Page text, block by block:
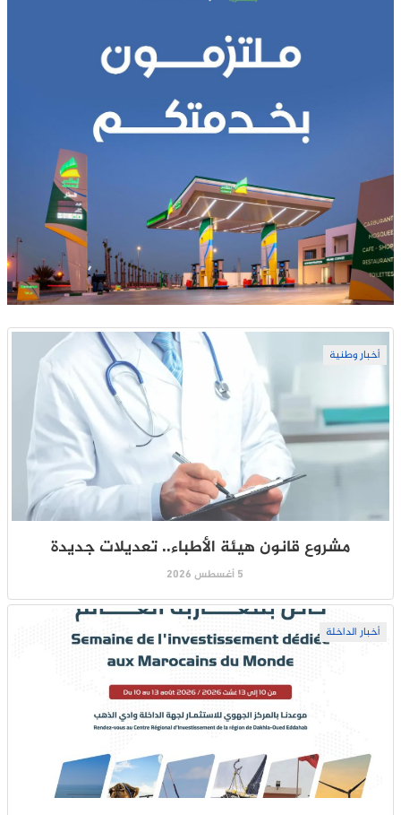
أخبار وطنية
مشروع قانون هيئة الأطباء.. تعديلات جديدة
5 أغسطس 2026
أخبار الداخلة